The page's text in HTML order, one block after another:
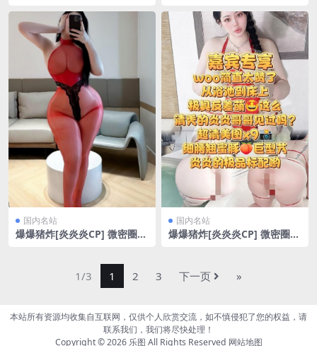
B]
MB]
国内名站
爆爆猪炸[炎炎炎CP] 微密圈
国内名站
爆爆猪炸[炎炎炎CP] 微密圈
1/3 1 2 3 下一页 »
本站所有资源均收集自互联网，仅供个人欣赏交流，如不慎侵犯了您的权益，请
联系我们，我们将尽快处理！
Copyright © 2026 乐图 All Rights Reserved 网站地图